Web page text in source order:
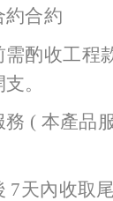
約合約
酌收工程
。
( 本產品
7天內收取尾